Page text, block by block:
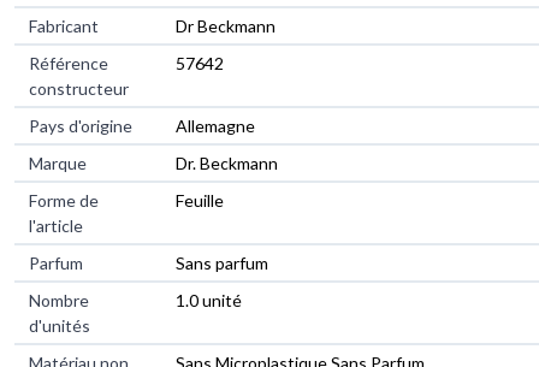
Fabricant
Dr Beckmann
Référence
constructeur
57642
Pays d'origine
Allemagne
Marque
Dr. Beckmann
Forme de
l'article
Feuille
Parfum
Sans parfum
Nombre
d'unités
1.0 unité
Matériau non Sans Microplastique,Sans Parfum